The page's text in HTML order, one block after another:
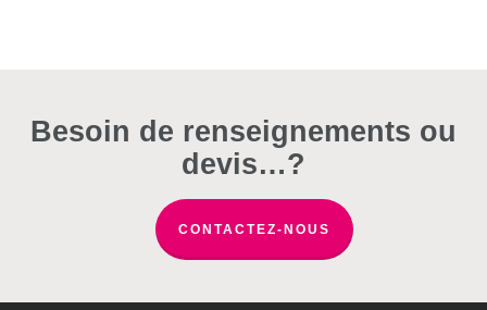
Besoin de renseignements ou
devis…?
CONTACTEZ-NOUS